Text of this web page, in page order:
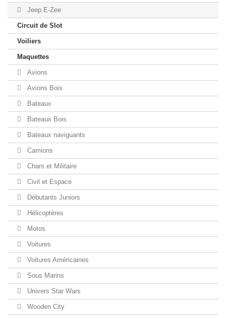
Jeep E-Zee
Circuit de Slot
Voiliers
Maquettes
Avions
Avions Bois
Bateaux
Bateaux Bois
Bateaux naviguants
Camions
Chars et Militaire
Civil et Espace
Débutants Juniors
Hélicoptères
Motos
Voitures
Voitures Américaines
Sous Marins
Univers Star Wars
Wooden City